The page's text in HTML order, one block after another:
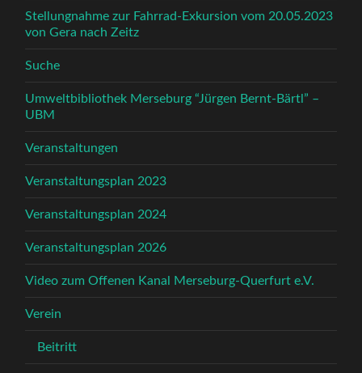
Stellungnahme zur Fahrrad-Exkursion vom 20.05.2023
von Gera nach Zeitz
Suche
Umweltbibliothek Merseburg “Jürgen Bernt-Bärtl” –
UBM
Veranstaltungen
Veranstaltungsplan 2023
Veranstaltungsplan 2024
Veranstaltungsplan 2026
Video zum Offenen Kanal Merseburg-Querfurt e.V.
Verein
Beitritt